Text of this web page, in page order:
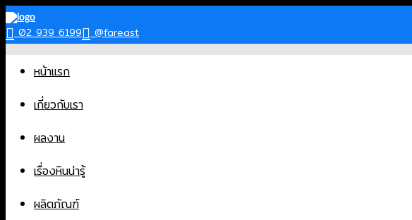
Skip
to
content
02 939 6199 @fareast
หน้าแรก
เกี่ยวกับเรา
ผลงาน
เรื่องหินน่ารู้
ผลิตภัณฑ์